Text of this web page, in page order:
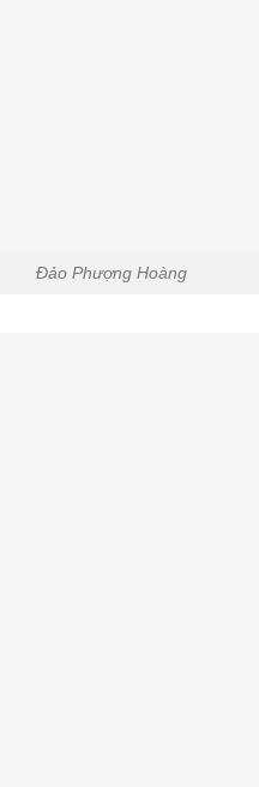
Đảo Phượng Hoàng